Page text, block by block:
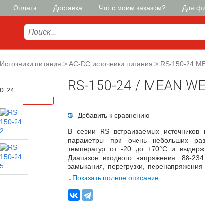
Оплата Доставка Что с моим заказом? Для
Источники питания > AC-DC источники питания > RS-150-24
RS-150-24 / MEAN
Добавить к сравнению
В серии RS встраиваемых источников
параметры при очень небольших
температур от -20 до +70°C и
Диапазон входного напряжения: 88-
замыкания, перегрузки,
150), холодный запуск Подстройка
изоляции: 3 кВ переменного тока
10-500 Гц, 5 G Стандарты
класс B, EN61000-3-2, 3, EN61000-4-
Показать полное описание